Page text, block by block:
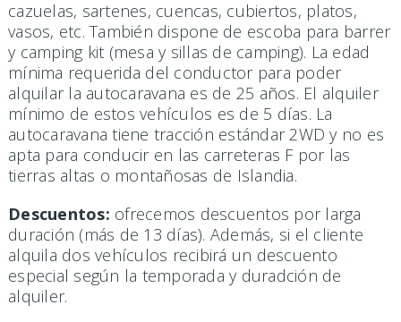
cazuelas, sartenes, cuencas, cubiertos, platos,
vasos, etc. También dispone de escoba para barrer
y camping kit (mesa y sillas de camping). La edad
mínima requerida del conductor para poder
alquilar la autocaravana es de 25 años. El alquiler
mínimo de estos vehículos es de 5 días. La
autocaravana tiene tracción estándar 2WD y no es
apta para conducir en las carreteras F por las
tierras altas o montañosas de Islandia.
Descuentos: ofrecemos descuentos por larga
duración (más de 13 días). Además, si el cliente
alquila dos vehículos recibirá un descuento
especial según la temporada y duradción de
alquiler.